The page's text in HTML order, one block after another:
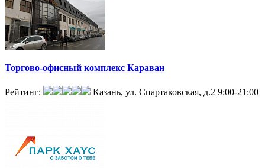
Торгово-офисный комплекс Караван
Рейтинг: Казань, ул. Спартаковская, д.2 9:00-21:00